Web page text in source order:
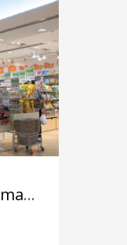
Success Story: Robotics Automated Labelling System (8) for Local Department Store